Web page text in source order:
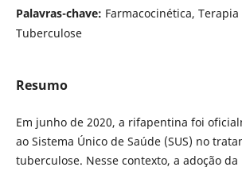
Palavras-chave: Farmacocinética,
Tuberculose
Resumo
Em junho de 2020, a rifapentina foi
ao Sistema Único de Saúde (SUS) no
tuberculose. Nesse contexto, a adoção